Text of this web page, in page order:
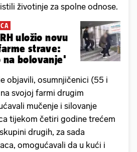
životinje za spolne odnose.
uložio novu
strave:
na bolovanje'
objavili, osumnjičenici (55 i
svojoj farmi drugim
mučenje i silovanje
tijekom četiri godine trećem
drugih, za sada
omogućavali da u kući i